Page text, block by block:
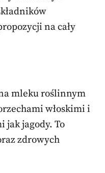
na cały
mleku roślinnym
włoskimi i
jak jagody. To
zdrowych